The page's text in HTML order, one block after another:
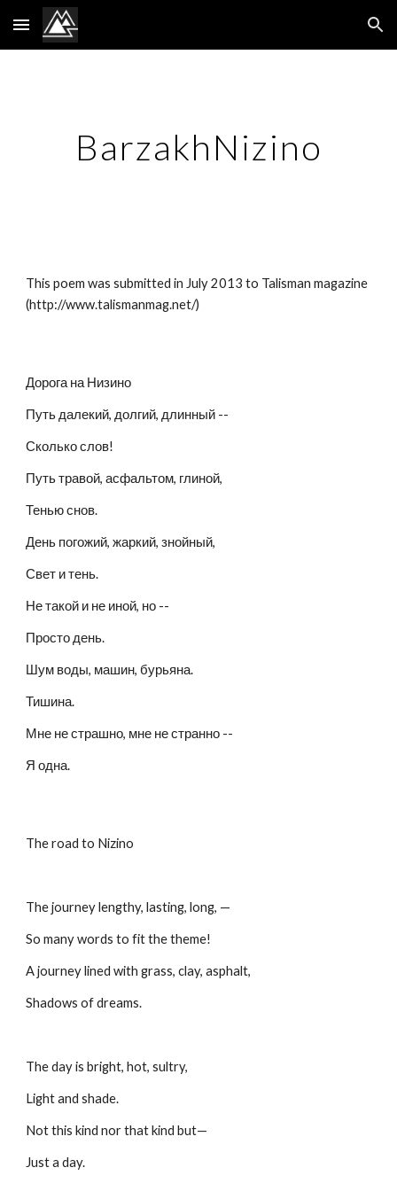
Skip to main content Skip to navigation
BarzakhNizino
This poem was submitted in July 2013 to Talisman magazine
(http://www.talismanmag.net/)
Дорога на Низино
Путь далекий, долгий, длинный --
Сколько слов!
Путь травой, асфальтом, глиной,
Тенью снов.
День погожий, жаркий, знойный,
Свет и тень.
Не такой и не иной, но --
Просто день.
Шум воды, машин, бурьяна.
Тишина.
Мне не страшно, мне не странно --
Я одна.
The road to Nizino
The journey lengthy, lasting, long, —
So many words to fit the theme!
A journey lined with grass, clay, asphalt,
Shadows of dreams.
The day is bright, hot, sultry,
Light and shade.
Not this kind nor that kind but—
Just a day.